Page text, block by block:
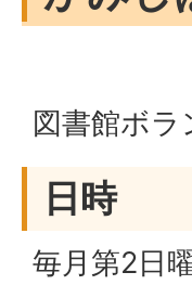
図書館ボ
日時
毎月第2日